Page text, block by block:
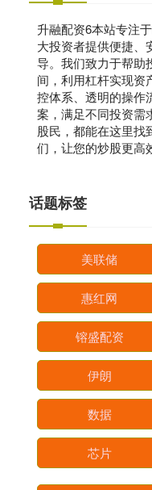
升融配资6本站专注
大投资者提供便捷、
导。我们致力于帮助
间，利用杠杆实现资
控体系、透明的操作
案，满足不同投资需
股民，都能在这里找
们，让您的炒股更高
话题标签
美联储
惠红网
镕盛配资
伊朗
数据
芯片